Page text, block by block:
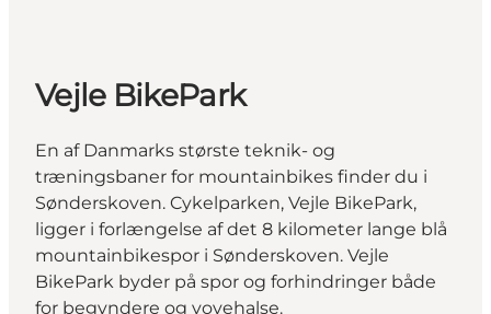
Vejle BikePark
En af Danmarks største teknik- og
træningsbaner for mountainbikes finder du i
Sønderskoven. Cykelparken, Vejle BikePark,
ligger i forlængelse af det 8 kilometer lange blå
mountainbikespor i Sønderskoven. Vejle
BikePark byder på spor og forhindringer både
for begyndere og vovehalse.